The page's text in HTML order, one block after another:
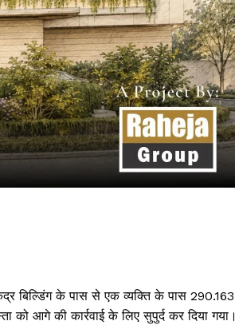
बिल्डिंग के पास से एक व्यक्ति के पास 290.163
आगे की कार्रवाई के लिए सुपुर्द कर दिया गया।